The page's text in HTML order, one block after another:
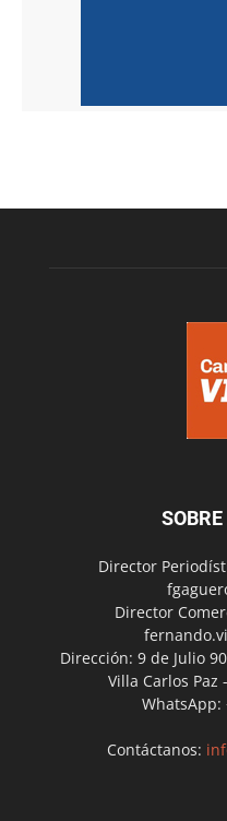
Director
Director
Dirección: 9 de Julio
Villa Carlos
WhatsApp:
Contáctanos: